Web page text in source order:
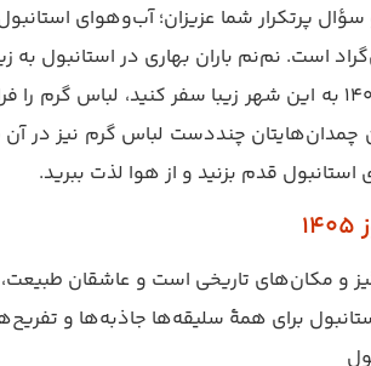
پرتکرار شما عزیزان؛ آب‌و‌هوای
اگر قصد دارید با تور استانبول نوروز 1405 به این
چمدان‌هایتان چنددست لباس گرم نیز در
قدم بزنید و از هوا لذت ببرید.
و مکان‌های تاریخی است و عاشقان
برای همۀ سلیقه‌ها جاذبه‌ها و